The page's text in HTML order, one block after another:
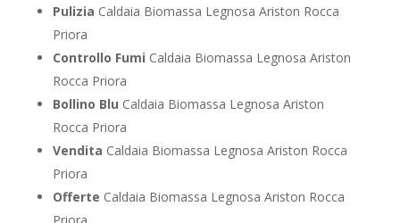
Pulizia Caldaia Biomassa Legnosa Ariston Rocca
Priora
Controllo Fumi Caldaia Biomassa Legnosa Ariston
Rocca Priora
Bollino Blu Caldaia Biomassa Legnosa Ariston
Rocca Priora
Vendita Caldaia Biomassa Legnosa Ariston Rocca
Priora
Offerte Caldaia Biomassa Legnosa Ariston Rocca
Priora